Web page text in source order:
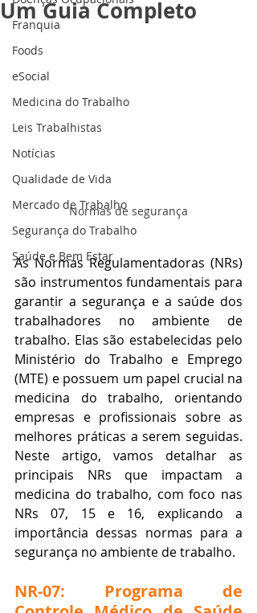
Franquia
Foods
eSocial
Medicina do Trabalho
Leis Trabalhistas
Notícias
Qualidade de Vida
Mercado de Trabalho
Segurança do Trabalho
Saúde e Bem Estar
Um Guia Completo
Normas de segurança
As Normas Regulamentadoras (NRs)
são instrumentos fundamentais para
garantir a segurança e a saúde dos
trabalhadores no ambiente de
trabalho. Elas são estabelecidas pelo
Ministério do Trabalho e Emprego
(MTE) e possuem um papel crucial na
medicina do trabalho, orientando
empresas e profissionais sobre as
melhores práticas a serem seguidas.
Neste artigo, vamos detalhar as
principais NRs que impactam a
medicina do trabalho, com foco nas
NRs 07, 15 e 16, explicando a
importância dessas normas para a
segurança no ambiente de trabalho.
NR-07: Programa de